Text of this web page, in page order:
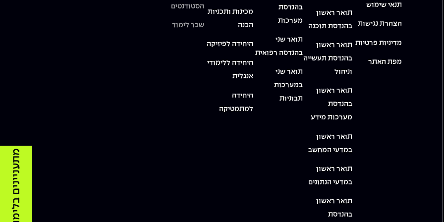
תנאי שימוש
הצהרת נגישות
מדיניות פרטיות
מפת האתר
תואר ראשון
בהנדסת תוכנה
תואר ראשון
בהנדסת תעשייה
וניהול
תואר ראשון
בהנדסת
מערכות מידע
תואר ראשון
במדעי המחשב
תואר ראשון
במדעי הנתונים
תואר ראשון
בהנדסת
בהנדסת
מערכות
תואר שני
בהנדסה רפואית
תואר שני
במערכות
תבוניות
מכינות ותכניות
הכנה
היחידה לפיזיקה
היחידה ללימודי
אנגלית
היחידה
למתמטיקה
הסטודנטים
שכר לימוד
מתעניינים בלימודים?